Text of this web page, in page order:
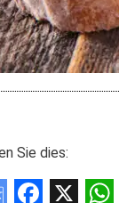
Sie dies: